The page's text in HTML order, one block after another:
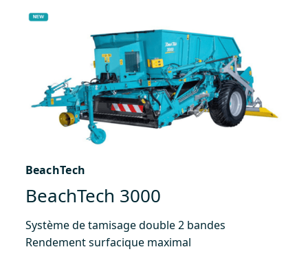
BeachTech
BeachTech 3000
Système de tamisage double 2 bandes
Rendement surfacique maximal